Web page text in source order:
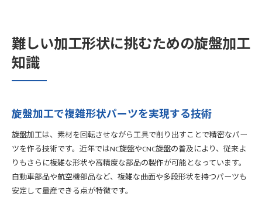
難しい加工形状に挑むための旋盤加工
知識
旋盤加工で複雑形状パーツを実現する技術
旋盤加工は、素材を回転させながら工具で削り出すことで精密なパー
ツを作る技術です。近年ではNC旋盤やCNC旋盤の普及により、従来よ
りもさらに複雑な形状や高精度な部品の製作が可能となっています。
自動車部品や航空機部品など、複雑な曲面や多段形状を持つパーツも
安定して量産できる点が特徴です。